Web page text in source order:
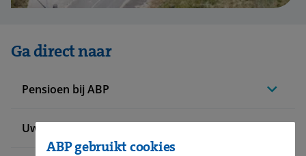
Ga direct naar
Pensioen bij ABP
Uw situatie verandert
ABP gebruikt cookies